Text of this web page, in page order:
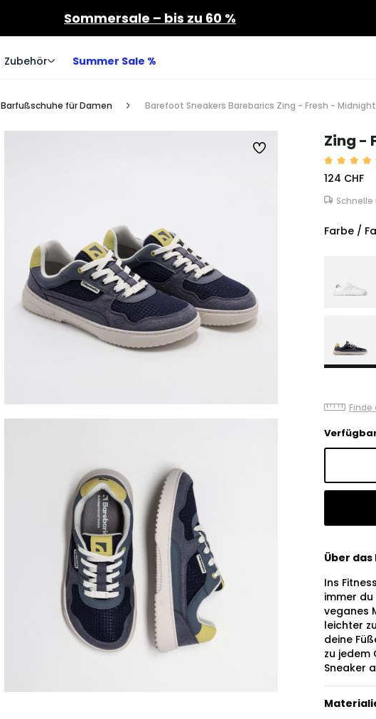
Sommersale – bis zu 60 %
Zubehör Summer Sale %
Barfußschuhe für Damen Barefoot Sneakers Barebarics Zing - Fresh -
Zing -
124 CHF
Farbe /
Finde
Über
Ins
immer du
veganes
leichter
deine
zu jedem
Sneaker